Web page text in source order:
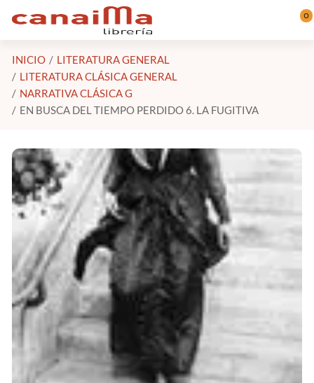
Saltar al contenido principal 0
INICIO
LITERATURA GENERAL
LITERATURA CLÁSICA GENERAL
NARRATIVA CLÁSICA G
EN BUSCA DEL TIEMPO PERDIDO 6. LA FUGITIVA